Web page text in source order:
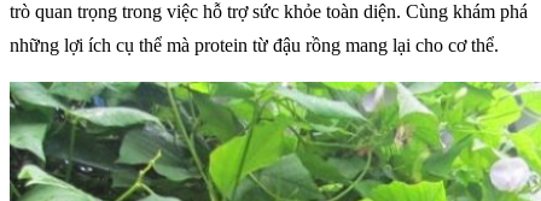
trò quan trọng trong việc hỗ trợ sức khỏe toàn diện. Cùng khám phá
những lợi ích cụ thể mà protein từ đậu rồng mang lại cho cơ thể.